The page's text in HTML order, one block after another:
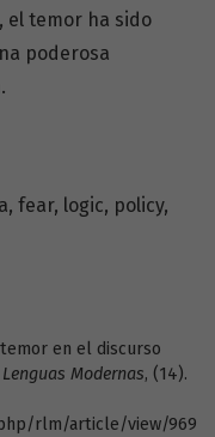
fear logic policy
temor en el discurso
Modernas, (14).
rlm/article/view/969
el temor ha sido
poderosa